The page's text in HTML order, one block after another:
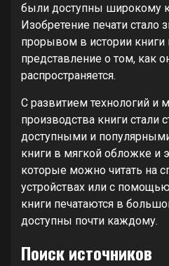
были доступны широкому
Изобретение печати стало
прорывом в истории книги
представление о том, как
распространяется.
С развитием технологий и
производства книги стали
доступными и
книги в мягкой обложке и
которые можно читать на
устройствах или с
книги печатаются в
доступны почти каждому.
Поиск источников